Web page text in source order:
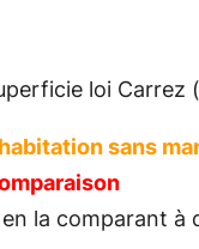
loi Carrez
sans
en la comparant à